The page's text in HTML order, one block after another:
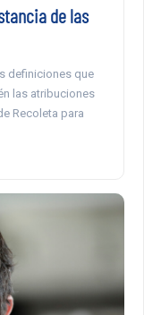
de las
definiciones que
las atribuciones
Recoleta para